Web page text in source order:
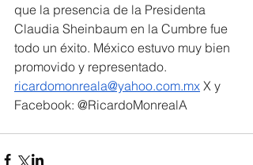
que la presencia de la Presidenta
Claudia Sheinbaum en la Cumbre fue
todo un éxito. México estuvo muy bien
promovido y representado.
ricardomonreala@yahoo.com.mx X y
Facebook: @RicardoMonrealA